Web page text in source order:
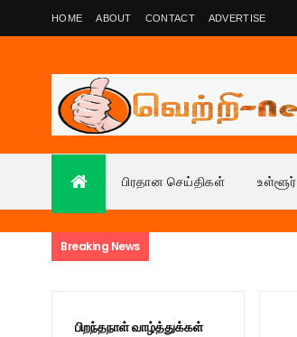
HOME ABOUT CONTACT ADVERTISE
பிரதான செய்திகள் உள்ளூர்
Breaking News
பிறந்தநாள் வாழ்த்துக்கள்